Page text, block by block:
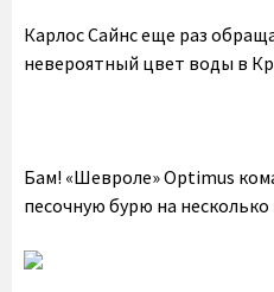
Карлос Сайнс еще раз
невероятный цвет воды в
Бам! «Шевроле» Optimus
песочную бурю на несколько